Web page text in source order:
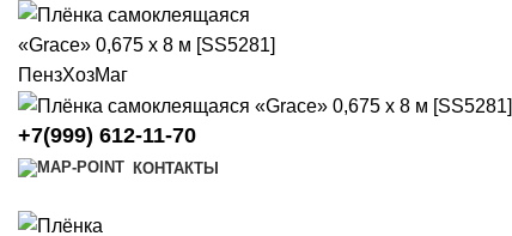
+7(999) 612-11-70
КОНТАКТЫ